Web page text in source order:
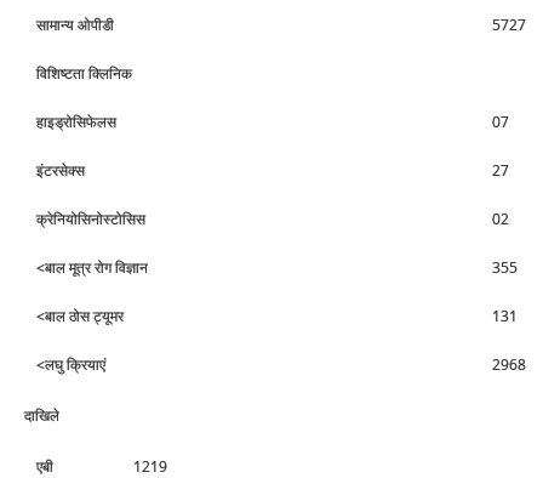
सामान्‍य ओपीडी 5727
विशिष्‍टता क्लिनिक
हाइड्रोसिफेलस 07
इंटरसेक्‍स 27
क्रेनियोसिनोस्‍टोसिस 02
<बाल मूत्र रोग विज्ञान 355
<बाल ठोस ट्यूमर 131
<लघु क्रियाएं 2968
दाखिले
एबी 1219